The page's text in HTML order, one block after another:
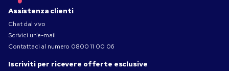
Assistenza clienti
Chat dal vivo
Scrivici un’e-mail
Contattaci al numero 0800 11 00 06
Iscriviti per ricevere offerte esclusive